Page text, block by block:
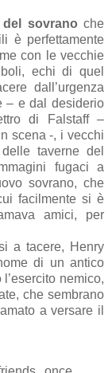
del sovrano che
è perfettamente
con le vecchie
echi di quel
dall’urgenza
– e dal desiderio
di Falstaff –
scena -, i vecchi
taverne del
fugaci a
sovrano, che
facilmente si è
amici, per
a tacere, Henry
di un antico
nemico,
che sembrano
a versare il